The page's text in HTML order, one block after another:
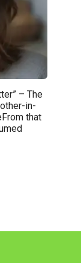
– The
in-
that